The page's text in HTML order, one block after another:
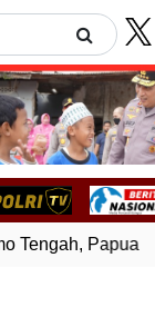
Tengah, Papua